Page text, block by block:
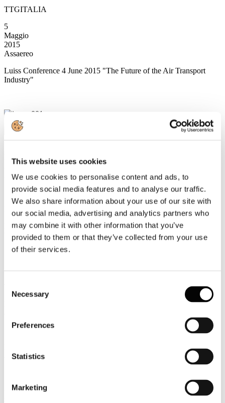
This website uses cookies
We use cookies to personalise content and ads, to
provide social media features and to analyse our traffic.
We also share information about your use of our site with
our social media, advertising and analytics partners who
may combine it with other information that you’ve
provided to them or that they’ve collected from your use
of their services.
Selection
Necessary
Preferences
Statistics
Marketing
TTGITALIA
5
Maggio
2015
Assaereo
Luiss Conference 4 June 2015 "The Future of the Air Transport
Industry"
Maggio
2015
Associazione Italiana Confindustria Alberghi
Newsletter N. 78 del 05/05/2015
Rassegna Stampa
PALMUCCI - Effetto Expo sugli alberghi corsa al restyling dei
big i piccoli stanno a guardare
La Repubblica - Affari & Finanza
PALMUCCI - Tra le vie di Milano 22mila eventi e i box per gli
Il Sole 24 Ore
PALMUCCI - Tra le vie di Milano 22mila eventi e i box per gli
affari
CONFINDUSTRIA ALBERGHI - Expo, scatta l'ora dei